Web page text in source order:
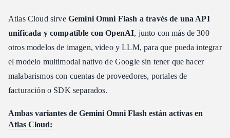
Atlas Cloud sirve Gemini Omni Flash a través de una API
unificada y compatible con OpenAI, junto con más de 300
otros modelos de imagen, video y LLM, para que pueda integrar
el modelo multimodal nativo de Google sin tener que hacer
malabarismos con cuentas de proveedores, portales de
facturación o SDK separados.
Ambas variantes de Gemini Omni Flash están activas en
Atlas Cloud: